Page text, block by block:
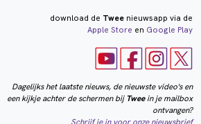
download de Tweenieuwsapp via de
Apple Store en Google Play
Dagelijks het laatste nieuws, de nieuwste video's en
een kijkje achter de schermen bij Tweein je mailbox
ontvangen?
Schrijf je in voor onze nieuwsbrief